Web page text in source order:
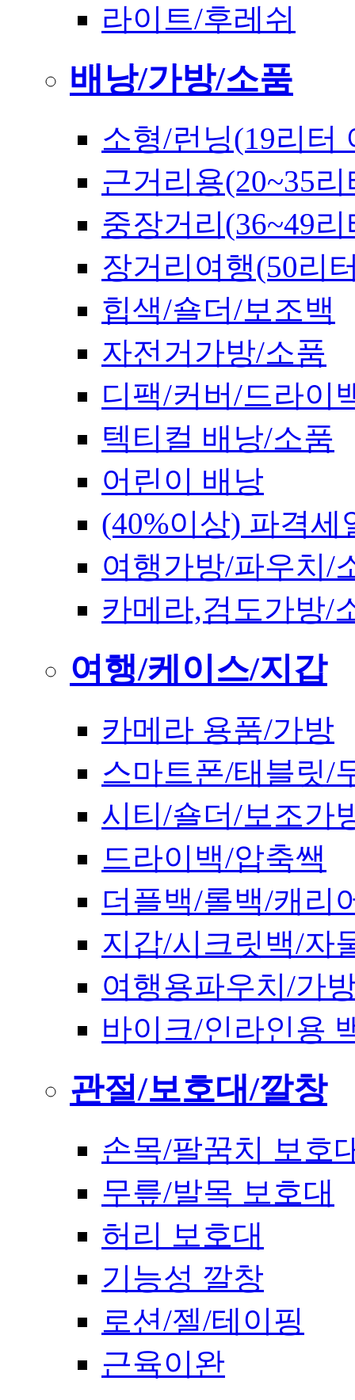
라이트/후레쉬
배낭/가방/소품
소형/런닝(19리터
근거리용(20~35리
중장거리(36~49리
장거리여행(50리
힙색/숄더/보조백
자전거가방/소품
디팩/커버/드라이
텍티컬 배낭/소품
어린이 배낭
(40%이상) 파격세
여행가방/파우치/
카메라,검도가방/
여행/케이스/지갑
카메라 용품/가방
스마트폰/태블릿/
시티/숄더/보조가
드라이백/압축쌕
더플백/롤백/캐리
지갑/시크릿백/자
여행용파우치/가
바이크/인라인용
관절/보호대/깔창
손목/팔꿈치 보호
무릎/발목 보호대
허리 보호대
기능성 깔창
로션/젤/테이핑
근육이완